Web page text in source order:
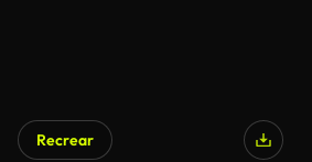
Recrear